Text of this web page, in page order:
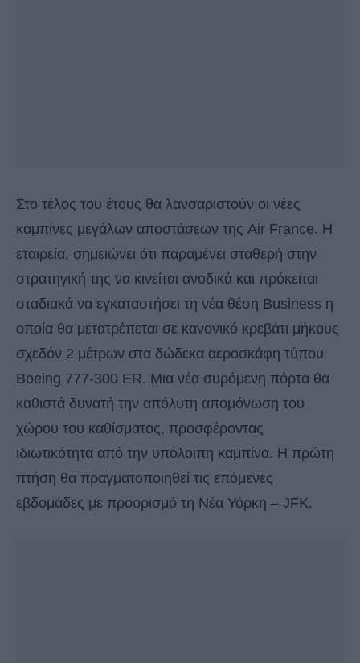
Στο τέλος του έτους θα λανσαριστούν οι νέες
καμπίνες μεγάλων αποστάσεων της Air France. Η
εταιρεία, σημειώνει ότι παραμένει σταθερή στην
στρατηγική της να κινείται ανοδικά και πρόκειται
σταδιακά να εγκαταστήσει τη νέα θέση Business η
οποία θα μετατρέπεται σε κανονικό κρεβάτι μήκους
σχεδόν 2 μέτρων στα δώδεκα αεροσκάφη τύπου
Boeing 777-300 ER. Μια νέα συρόμενη πόρτα θα
καθιστά δυνατή την απόλυτη απομόνωση του
χώρου του καθίσματος, προσφέροντας
ιδιωτικότητα από την υπόλοιπη καμπίνα. Η πρώτη
πτήση θα πραγματοποιηθεί τις επόμενες
εβδομάδες με προορισμό τη Νέα Υόρκη – JFK.